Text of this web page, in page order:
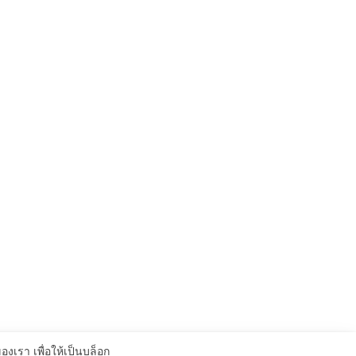
เรา เพื่อให้เป็นบล็อก